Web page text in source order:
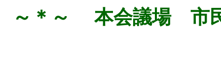
～＊～ 本会議場 市